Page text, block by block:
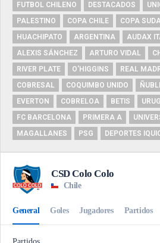
FUTBOL CHILENO
DESTACADOS
PALESTINO
COPA CHILE
COPA
HUACHIPATO
ARGENTINA
AUDAX
ALEXIS SÁNCHEZ
ARTURO VIDAL
RIVER PLATE
O'HIGGINS REAL
COBRESAL
COQUIMBO UNIDO
EVERTON
COBRELOA BETIS
FC BARCELONA
PRIMERA A
MAGALLANES
PSG DEPORTES